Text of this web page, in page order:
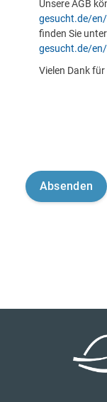
Unsere AGB
gesucht.de/
finden Sie
gesucht.de/
Vielen Dank